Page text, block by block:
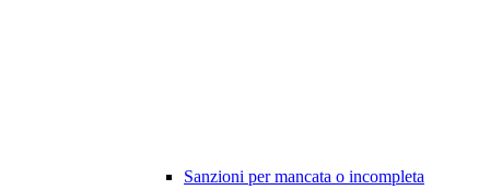
Sanzioni per mancata o incompleta